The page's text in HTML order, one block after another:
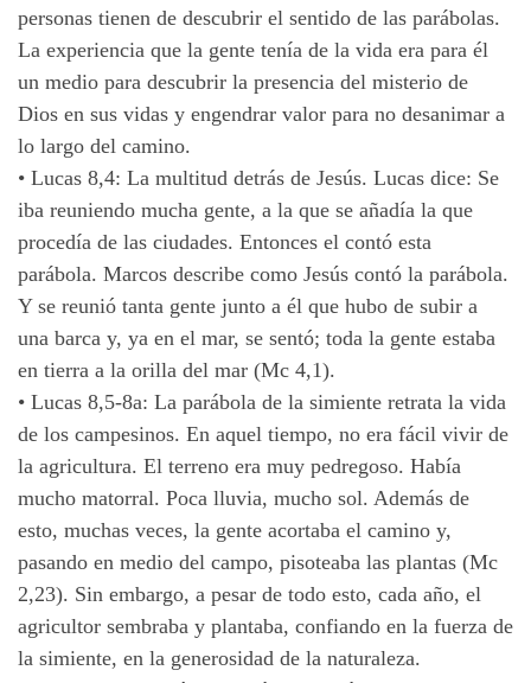
personas tienen de descubrir el sentido de las parábolas.
La experiencia que la gente tenía de la vida era para él
un medio para descubrir la presencia del misterio de
Dios en sus vidas y engendrar valor para no desanimar a
lo largo del camino.
• Lucas 8,4: La multitud detrás de Jesús. Lucas dice: Se
iba reuniendo mucha gente, a la que se añadía la que
procedía de las ciudades. Entonces el contó esta
parábola. Marcos describe como Jesús contó la parábola.
Y se reunió tanta gente junto a él que hubo de subir a
una barca y, ya en el mar, se sentó; toda la gente estaba
en tierra a la orilla del mar (Mc 4,1).
• Lucas 8,5-8a: La parábola de la simiente retrata la vida
de los campesinos. En aquel tiempo, no era fácil vivir de
la agricultura. El terreno era muy pedregoso. Había
mucho matorral. Poca lluvia, mucho sol. Además de
esto, muchas veces, la gente acortaba el camino y,
pasando en medio del campo, pisoteaba las plantas (Mc
2,23). Sin embargo, a pesar de todo esto, cada año, el
agricultor sembraba y plantaba, confiando en la fuerza de
la simiente, en la generosidad de la naturaleza.